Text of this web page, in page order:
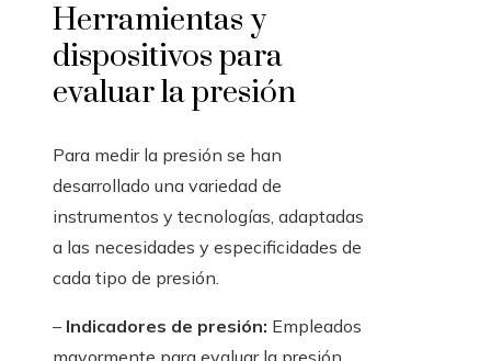
Herramientas y
dispositivos para
evaluar la presión
Para medir la presión se han
desarrollado una variedad de
instrumentos y tecnologías, adaptadas
a las necesidades y especificidades de
cada tipo de presión.
– Indicadores de presión: Empleados